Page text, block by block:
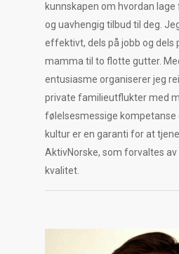
kunnskapen om hvordan
og uavhengig tilbud til deg.
effektivt, dels på jobb og dels
mamma til to flotte gutter.
entusiasme organiserer jeg
private familieutflukter med
følelsesmessige kompetanse
kultur er en garanti for at
AktivNorske, som forvaltes
kvalitet.